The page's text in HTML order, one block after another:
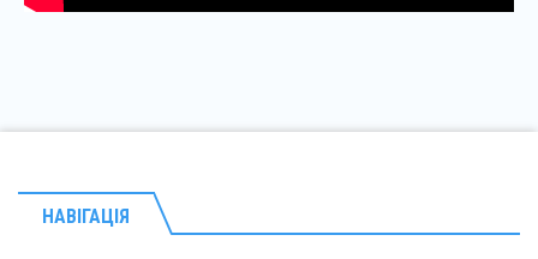
НАВІГАЦІЯ